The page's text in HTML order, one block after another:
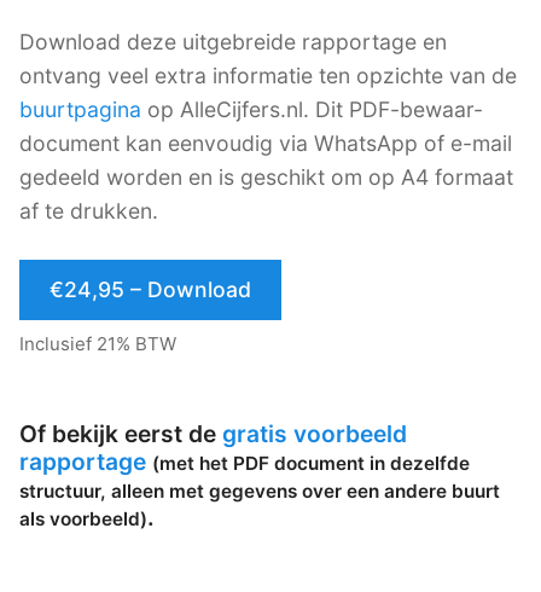
Download deze uitgebreide rapportage en
ontvang veel extra informatie ten opzichte van de
buurtpagina op AlleCijfers.nl. Dit PDF-bewaar-
document kan eenvoudig via WhatsApp of e-mail
gedeeld worden en is geschikt om op A4 formaat
af te drukken.
€24,95 – Download
Inclusief 21% BTW
Of bekijk eerst de gratis voorbeeld
rapportage (met het PDF document in dezelfde
structuur, alleen met gegevens over een andere buurt
als voorbeeld).